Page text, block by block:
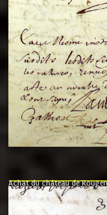
Achat du château de
"l'an mil six cent soixante